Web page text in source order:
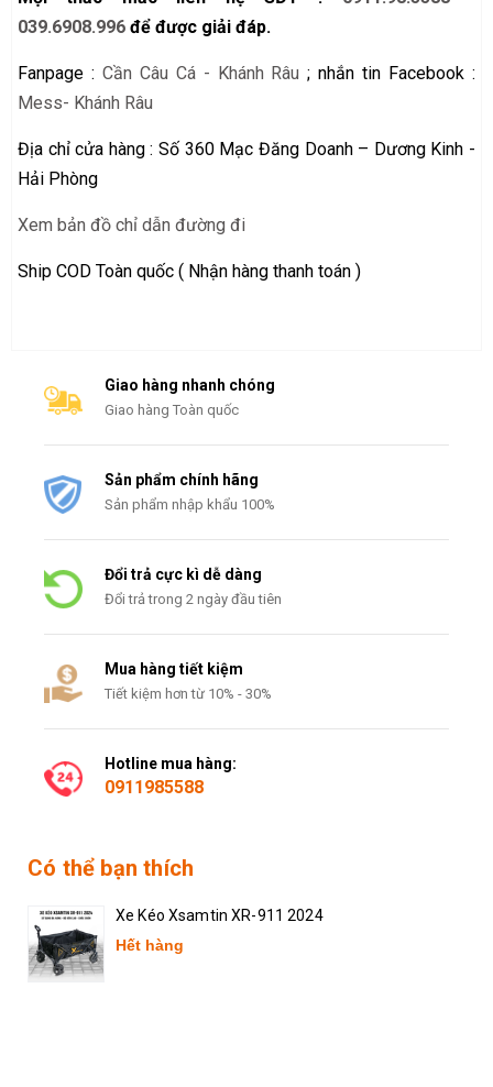
039.6908.996 để được giải đáp.
Fanpage : Cần Câu Cá - Khánh Râu ; nhắn tin Facebook :
Mess- Khánh Râu
Địa chỉ cửa hàng : Số 360 Mạc Đăng Doanh – Dương Kinh -
Hải Phòng
Xem bản đồ chỉ dẫn đường đi
Ship COD Toàn quốc ( Nhận hàng thanh toán )
Giao hàng nhanh chóng
Giao hàng Toàn quốc
Sản phẩm chính hãng
Sản phẩm nhập khẩu 100%
Đổi trả cực kì dễ dàng
Đổi trả trong 2 ngày đầu tiên
Mua hàng tiết kiệm
Tiết kiệm hơn từ 10% - 30%
Hotline mua hàng:
0911985588
Có thể bạn thích
Xe Kéo Xsamtin XR-911 2024
Hết hàng